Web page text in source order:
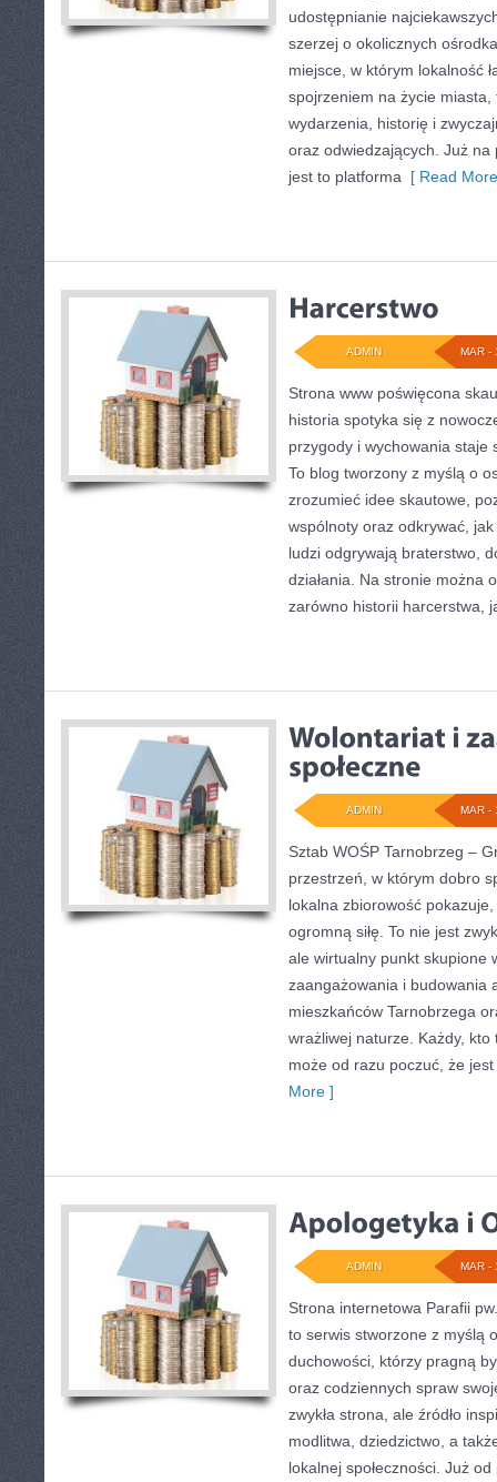
udostępnianie
szerzej o okolicznych
miejsce, w którym lokalność
spojrzeniem na życie
wydarzenia, historię i
oraz odwiedzających. Już
jest to platforma [ Read
MAR -
ADMIN
Strona www poświęcona
historia spotyka się z
przygody i wychowania staje
To blog tworzony z myślą o
zrozumieć idee skautowe,
wspólnoty oraz odkrywać,
ludzi odgrywają braterstwo,
działania. Na stronie można
zarówno historii harcerstwa,
MAR -
ADMIN
Sztab WOŚP Tarnobrzeg –
przestrzeń, w którym dobro
lokalna zbiorowość
ogromną siłę. To nie jest
ale wirtualny punkt skupione
zaangażowania i budowania
mieszkańców Tarnobrzega
wrażliwej naturze. Każdy,
może od razu poczuć, że
More ]
MAR -
ADMIN
Strona internetowa Parafii
to serwis stworzone z myślą
duchowości, którzy pragną
oraz codziennych spraw
zwykła strona, ale źródło
modlitwa, dziedzictwo, a
lokalnej społeczności. Już